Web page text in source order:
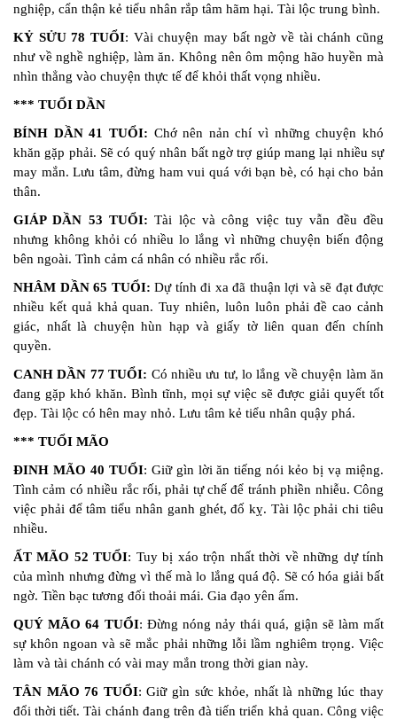
nghiệp, cẩn thận kẻ tiểu nhân rắp tâm hãm hại. Tài lộc trung bình.
KỶ SỬU 78 TUỔI: Vài chuyện may bất ngờ về tài chánh cũng
như về nghề nghiệp, làm ăn. Không nên ôm mộng hão huyền mà
nhìn thẳng vào chuyện thực tế để khỏi thất vọng nhiều.
*** TUỔI DẦN
BÍNH DẦN 41 TUỔI: Chớ nên nản chí vì những chuyện khó
khăn gặp phải. Sẽ có quý nhân bất ngờ trợ giúp mang lại nhiều sự
may mắn. Lưu tâm, đừng ham vui quá với bạn bè, có hại cho bản
thân.
GIÁP DẦN 53 TUỔI:Tài lộc và công việc tuy vẫn đều đều
nhưng không khỏi có nhiều lo lắng vì những chuyện biến động
bên ngoài. Tình cảm cá nhân có nhiều rắc rối.
NHÂM DẦN 65 TUỔI: Dự tính đi xa đã thuận lợi và sẽ đạt được
nhiều kết quả khả quan. Tuy nhiên, luôn luôn phải đề cao cảnh
giác, nhất là chuyện hùn hạp và giấy tờ liên quan đến chính
quyền.
CANH DẦN 77 TUỔI: Có nhiều ưu tư, lo lắng về chuyện làm ăn
đang gặp khó khăn. Bình tĩnh, mọi sự việc sẽ được giải quyết tốt
đẹp. Tài lộc có hên may nhỏ. Lưu tâm kẻ tiểu nhân quậy phá.
*** TUỔI MÃO
ĐINH MÃO 40 TUỔI: Giữ gìn lời ăn tiếng nói kẻo bị vạ miệng.
Tình cảm có nhiều rắc rối, phải tự chế để tránh phiền nhiễu. Công
việc phải để tâm tiểu nhân ganh ghét, đố kỵ. Tài lộc phải chi tiêu
nhiều.
ẤT MÃO 52 TUỔI: Tuy bị xáo trộn nhất thời về những dự tính
của mình nhưng đừng vì thế mà lo lắng quá độ. Sẽ có hóa giải bất
ngờ. Tiền bạc tương đối thoải mái. Gia đạo yên ấm.
QUÝ MÃO 64 TUỔI: Đừng nóng nảy thái quá, giận sẽ làm mất
sự khôn ngoan và sẽ mắc phải những lỗi lầm nghiêm trọng. Việc
làm và tài chánh có vài may mắn trong thời gian này.
TÂN MÃO 76 TUỔI: Giữ gìn sức khỏe, nhất là những lúc thay
đổi thời tiết. Tài chánh đang trên đà tiến triển khả quan. Công việc